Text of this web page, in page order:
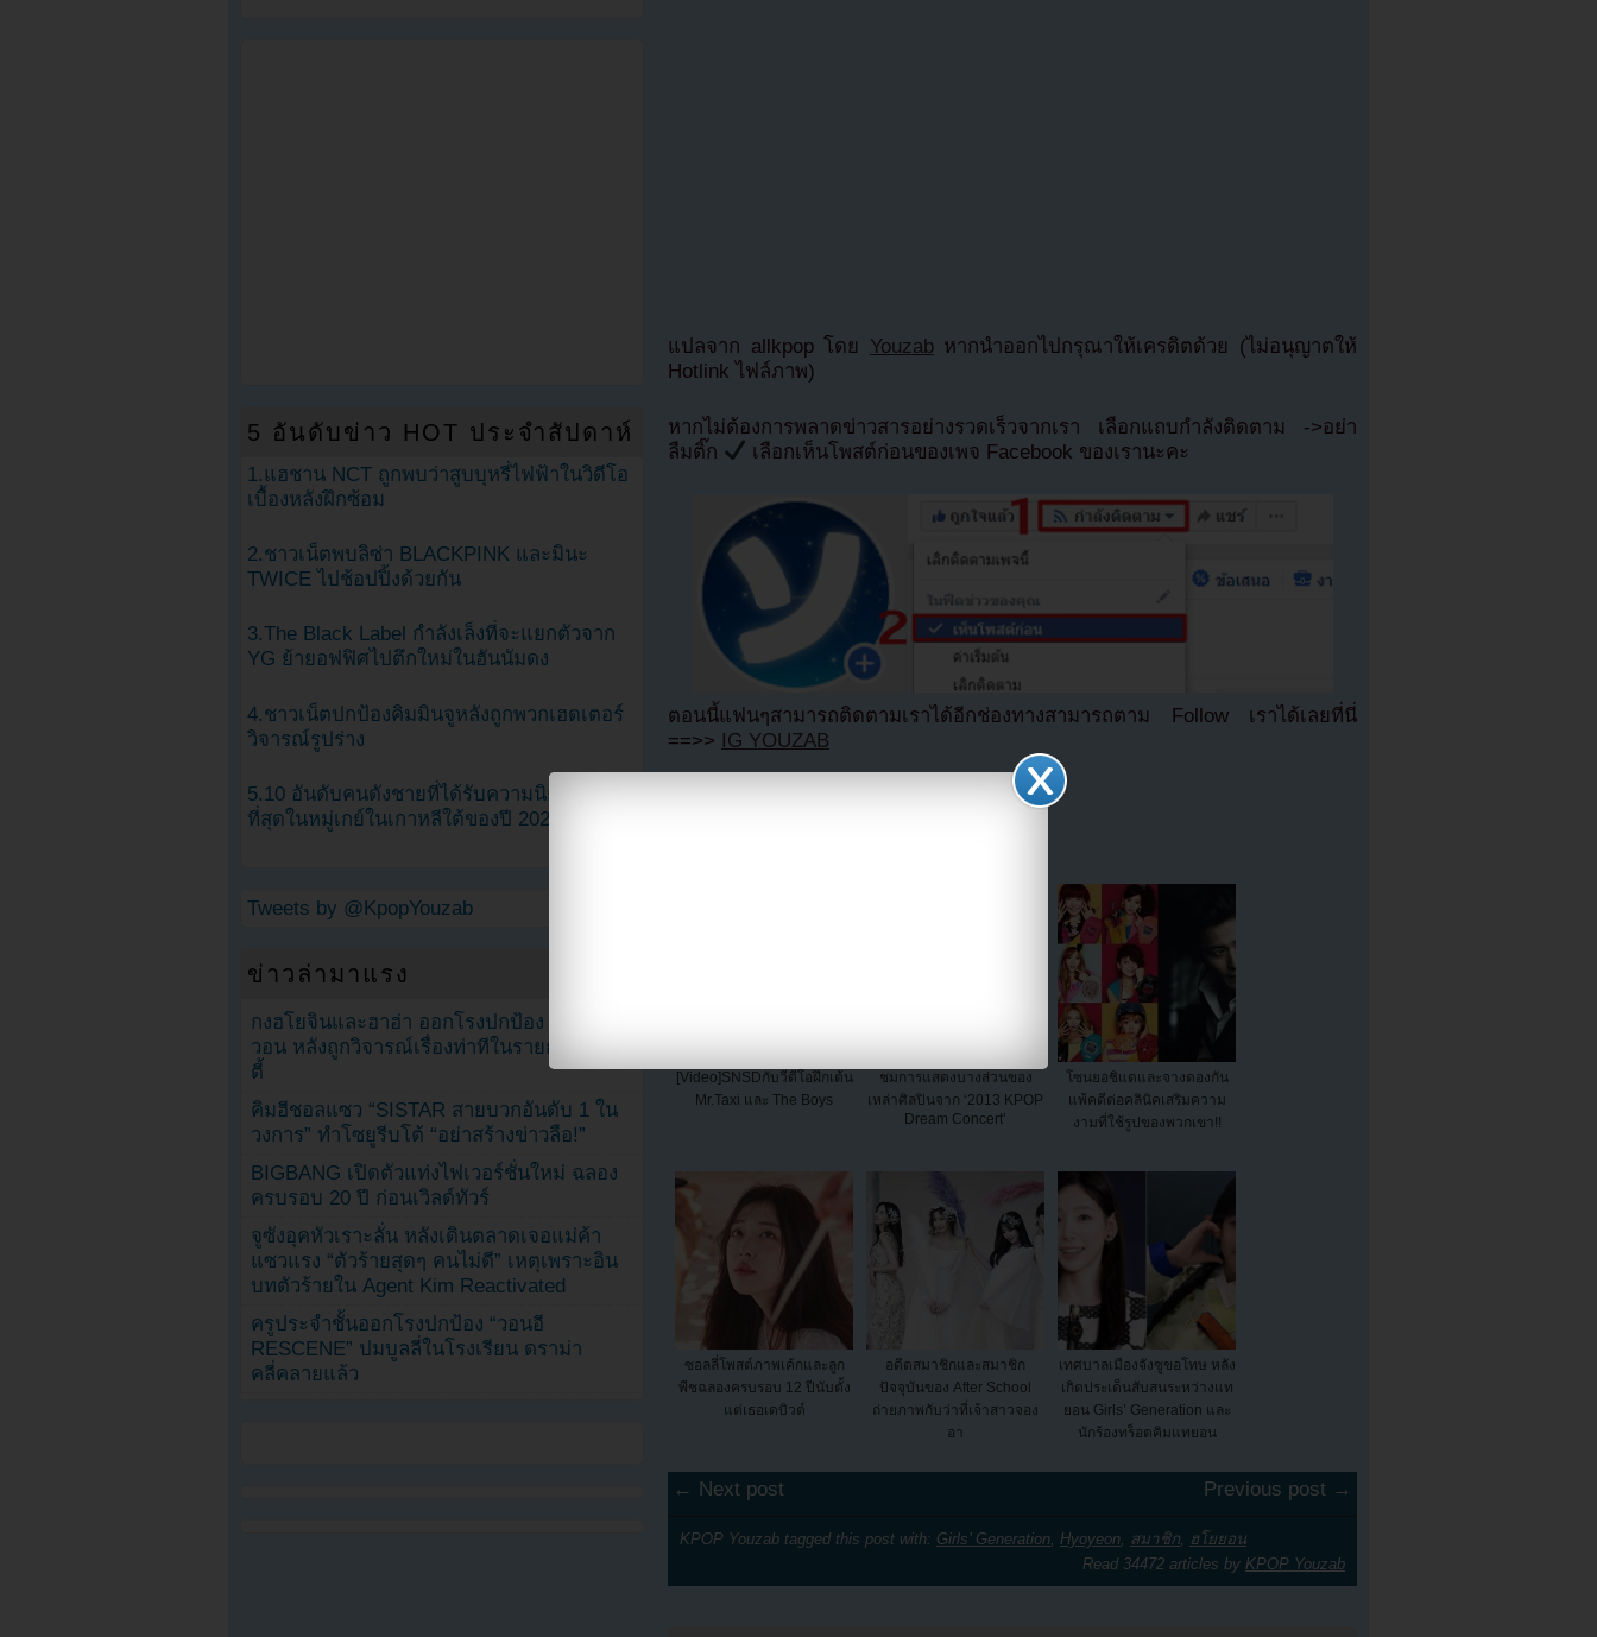
แปลจาก allkpop โดย Youzabหากนำออกไปกรุณาให้เครดิตด้วย (ไม่อนุญาตให้
Hotlink ไฟล์ภาพ)
หากไม่ต้องการพลาดข่าวสารอย่างรวดเร็วจากเรา เลือกแถบกำลังติดตาม ->อย่า
ลืมติ๊ก
เลือกเห็นโพสต์ก่อนของเพจ Facebook ของเรานะคะ
ตอนนี้แฟนๆสามารถติดตามเราได้อีกช่องทางสามารถตาม Follow เราได้เลยที่นี่
==>> IG YOUZAB
[Video]SNSDกับวีดีโอฝึกเต้น
Mr.Taxi และ The Boys
ชมการแสดงบางส่วนของ
เหล่าศิลปินจาก ‘2013 KPOP
Dream Concert’
โซนยอชิแดและจางดองกัน
แพ้คดีต่อคลินิคเสริมความ
งามที่ใช้รูปของพวกเขา!!
ซอลลี่โพสต์ภาพเค้กและลูก
พีชฉลองครบรอบ 12 ปีนับตั้ง
แต่เธอเดบิวต์
อดีตสมาชิกและสมาชิก
ปัจจุบันของ After School
ถ่ายภาพกับว่าที่เจ้าสาวจอง
อา
เทศบาลเมืองจังซูขอโทษ หลัง
เกิดประเด็นสับสนระหว่างแท
ยอน Girls’ Generation และ
นักร้องทร็อตคิมแทยอน
← Next post Previous post →
KPOP Youzab tagged this post with: Girls’ Generation, Hyoyeon, สมาชิก, ฮโยยอน
Read 34472 articles by KPOP Youzab
5 อันดับข่าว HOT ประจำสัปดาห์
1.แฮชาน NCT ถูกพบว่าสูบบุหรี่ไฟฟ้าในวิดีโอ
เบื้องหลังฝึกซ้อม
2.ชาวเน็ตพบลิซ่า BLACKPINK และมินะ
TWICE ไปช้อปปิ้งด้วยกัน
3.The Black Label กำลังเล็งที่จะแยกตัวจาก
YG ย้ายอฟฟิศไปตึกใหม่ในฮันนัมดง
4.ชาวเน็ตปกป้องคิมมินจูหลังถูกพวกเฮดเตอร์
วิจารณ์รูปร่าง
5.10 อันดับคนดังชายที่ได้รับความนิยมมาก
ที่สุดในหมู่เกย์ในเกาหลีใต้ของปี 2023
Tweets by @KpopYouzab
ข่าวล่ามาแรง
กงฮโยจินและฮาฮ่า ออกโรงปกป้อง จองจุน
วอน หลังถูกวิจารณ์เรื่องท่าทีในรายการวาไร
ตี้
คิมฮีชอลแซว “SISTAR สายบวกอันดับ 1 ใน
วงการ” ทำโซยูรีบโต้ “อย่าสร้างข่าวลือ!”
BIGBANG เปิดตัวแท่งไฟเวอร์ชั่นใหม่ ฉลอง
ครบรอบ 20 ปี ก่อนเวิลด์ทัวร์
จูซังอุคหัวเราะลั่น หลังเดินตลาดเจอแม่ค้า
แซวแรง “ตัวร้ายสุดๆ คนไม่ดี” เหตุเพราะอิน
บทตัวร้ายใน Agent Kim Reactivated
ครูประจำชั้นออกโรงปกป้อง “วอนอี
RESCENE” ปมบูลลี่ในโรงเรียน ดราม่า
คลี่คลายแล้ว